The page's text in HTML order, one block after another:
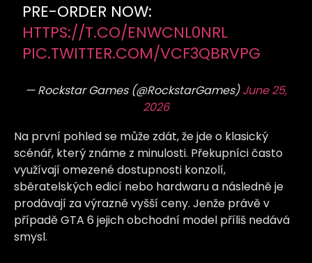
PRE-ORDER NOW:
HTTPS://T.CO/ENWCNL0NRL
PIC.TWITTER.COM/VCF3QBRVPG
— Rockstar Games (@RockstarGames)June 25,
2026
Na první pohled se může zdát, že jde o klasický
scénář, který známe z minulosti. Překupníci často
využívají omezené dostupnosti konzolí,
sběratelských edicí nebo hardwaru a následně je
prodávají za výrazně vyšší ceny. Jenže právě v
případě GTA 6 jejich obchodní model příliš nedává
smysl.